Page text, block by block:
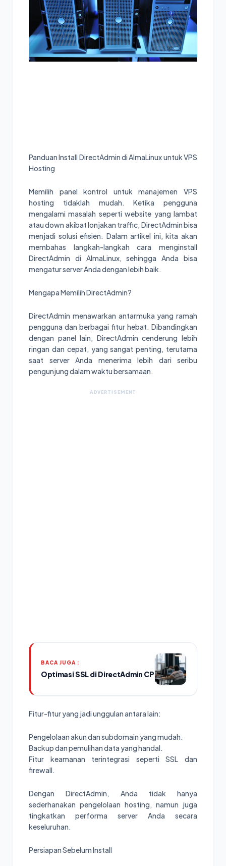
Panduan Install DirectAdmin di AlmaLinux untuk VPS
Hosting
Memilih panel kontrol untuk manajemen VPS
hosting tidaklah mudah. Ketika pengguna
mengalami masalah seperti website yang lambat
atau down akibat lonjakan traffic, DirectAdmin bisa
menjadi solusi efisien. Dalam artikel ini, kita akan
membahas langkah-langkah cara menginstall
DirectAdmin di AlmaLinux, sehingga Anda bisa
mengatur server Anda dengan lebih baik.
Mengapa Memilih DirectAdmin?
DirectAdmin menawarkan antarmuka yang ramah
pengguna dan berbagai fitur hebat. Dibandingkan
dengan panel lain, DirectAdmin cenderung lebih
ringan dan cepat, yang sangat penting, terutama
saat server Anda menerima lebih dari seribu
pengunjung dalam waktu bersamaan.
ADVERTISEMENT
BACA JUGA :
Optimasi SSL di DirectAdmin CP
Fitur-fitur yang jadi unggulan antara lain:
Pengelolaan akun dan subdomain yang mudah.
Backup dan pemulihan data yang handal.
Fitur keamanan terintegrasi seperti SSL dan
firewall.
Dengan DirectAdmin, Anda tidak hanya
sederhanakan pengelolaan hosting, namun juga
tingkatkan performa server Anda secara
keseluruhan.
Persiapan Sebelum Install